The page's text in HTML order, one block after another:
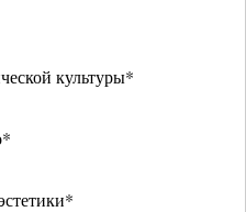
культуры*